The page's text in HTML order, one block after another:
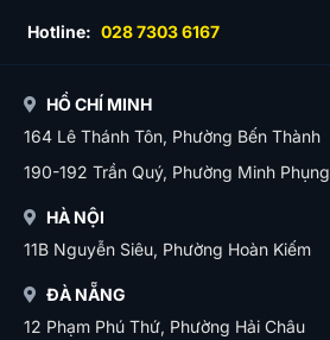
Hotline: 028 7303 6167
HỒ CHÍ MINH
164 Lê Thánh Tôn, Phường Bến Thành
190-192 Trần Quý, Phường Minh Phụng
HÀ NỘI
11B Nguyễn Siêu, Phường Hoàn Kiếm
ĐÀ NẴNG
12 Phạm Phú Thứ, Phường Hải Châu